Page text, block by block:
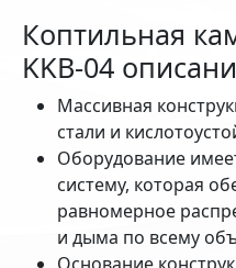
Коптильная
KKB-04
Массивная
стали и
Оборудование
систему, которая
равномерное
и дыма по всему